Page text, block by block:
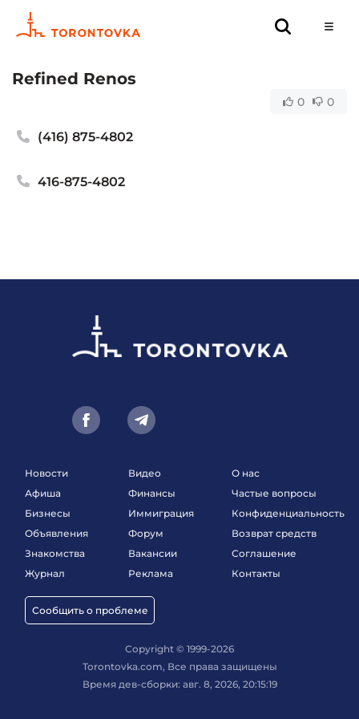
Refined Renos
0 0
(416) 875-4802
416-875-4802
Новости
Афиша
Бизнесы
Объявления
Знакомства
Журнал
Сообщить о проблеме
Видео
Финансы
Иммиграция
Форум
Вакансии
Реклама
О нас
Частые вопросы
Конфиденциальность
Возврат средств
Соглашение
Контакты
Copyright © 1999-2026
Torontovka.com, Все права защищены
Время дев-сборки: авг. 8, 2026, 20:15:19